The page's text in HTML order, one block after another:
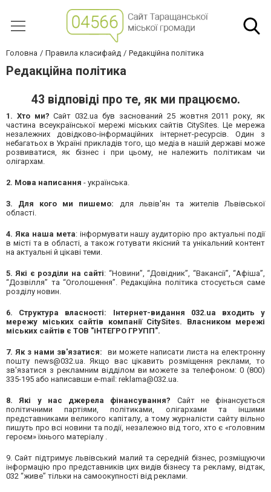
Головна Правила класифайд Редакційна політика
Редакційна політика
43 відповіді про те, як ми працюємо.
1. Хто ми? Сайт 032.ua був заснований 25 жовтня 2011 року, як
частина всеукраїнської мережі міських сайтів CitySites. Це мережа
незалежних довідково-інформаційних інтернет-ресурсів. Один з
небагатьох в Україні прикладів того, що медіа в нашій державі може
розвиватися, як бізнес і при цьому, не належить політикам чи
олігархам.
2. Мова написання - українська.
3. Для кого ми пишемо: для львів'ян та жителів Львівської
області.
4. Яка наша мета: інформувати нашу аудиторію про актуальні події
в місті та в області, а також готувати якісний та унікальний контент
на актуальні й цікаві теми.
5. Які є розділи на сайті: “Новини”, “Довідник”, “Вакансії”, “Афіша”,
“Дозвілля” та “Оголошення”. Редакційна політика стосується саме
розділу новин.
6. Структура власності: Інтернет-видання 032.ua входить у
мережу міських сайтів компанії CitySites. Власником мережі
міських сайтів є ТОВ "іНТЕГРО ГРУПП".
7. Як з нами зв'язатися:
ви можете написати листа на електронну
пошту news@032.ua. Якщо вас цікавить розміщення реклами, то
зв'язатися з рекламним відділом ви можете за телефоном: 0 (800)
335-195 або написавши е-mail: reklama@032.ua.
8. Які у нас джерела фінансування?
Сайт не фінансується
політичними партіями, політиками, олігархами та іншими
представниками великого капіталу, а тому журналісти сайту вільно
пишуть про всі новини та події, незалежно від того, хто є «головним
героєм» їхнього матеріалу .
9. Сайт підтримує львівський малий та середній бізнес, розміщуючи
інформацію про представників цих видів бізнесу та рекламу, відтак,
032 “живе” тільки на самоокупності від реклами.